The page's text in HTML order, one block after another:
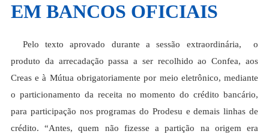
EM BANCOS OFICIAIS
Pelo texto aprovado durante a sessão extraordinária, o
produto da arrecadação passa a ser recolhido ao Confea, aos
Creas e à Mútua obrigatoriamente por meio eletrônico, mediante
o particionamento da receita no momento do crédito bancário,
para participação nos programas do Prodesu e demais linhas de
crédito. “Antes, quem não fizesse a partição na origem era